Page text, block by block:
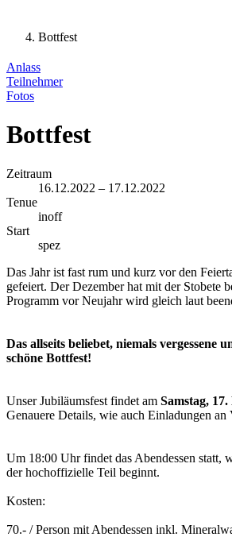
Bottfest
Anlass
Teilnehmer
Fotos
Bottfest
Zeitraum
16.12.2022 – 17.12.2022
Tenue
inoff
Start
spez
Das Jahr ist fast rum und kurz vor den
gefeiert. Der Dezember hat mit der Stobete
Programm vor Neujahr wird gleich laut
Das allseits beliebet, niemals vergessene
schöne Bottfest!
Unser Jubiläumsfest findet am Samstag,
Genauere Details, wie auch Einladungen an
Um 18:00 Uhr findet das Abendessen statt,
der hochoffizielle Teil beginnt.
Kosten:
70.- / Person mit Abendessen inkl.